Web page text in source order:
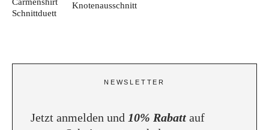
Knotenausschnitt
NEWSLETTER
Jetzt anmelden und 10% Rabatt auf